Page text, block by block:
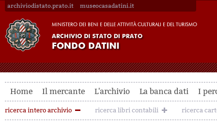
archiviodistato.prato.it museocasadatini.it
Home Il mercante L'archivio La banca dati I
ricerca intero archivio ricerca libri contabili ricerca